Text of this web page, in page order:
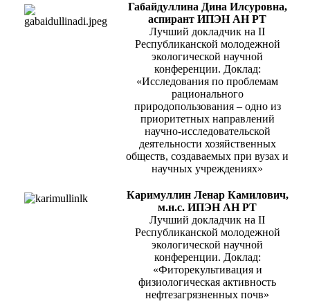
Габайдуллина Дина Илсуровна,
аспирант ИПЭН АН РТ
Лучший докладчик на II
Республиканской молодежной
экологической научной
конференции. Доклад:
«Исследования по проблемам
рационального
природопользования – одно из
приоритетных направлений
научно-исследовательской
деятельности хозяйственных
обществ, создаваемых при вузах и
научных учреждениях»
Каримуллин Ленар Камилович,
м.н.с. ИПЭН АН РТ
Лучший докладчик на II
Республиканской молодежной
экологической научной
конференции. Доклад:
«Фиторекультивация и
физиологическая активность
нефтезагрязненных почв»